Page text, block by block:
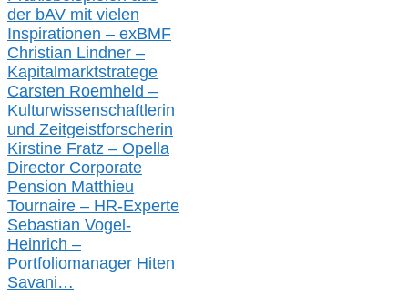
der bAV mit vielen
Inspirationen – exBMF
Christian Lindner –
Kapitalmarktstratege
Carsten Roemheld –
Kulturwissenschaftlerin
und Zeitgeistforscherin
Kirstine Fratz – Opella
Director Corporate
Pension Matthieu
Tournaire – HR-Experte
Sebastian Vogel-
Heinrich –
Portfoliomanager Hiten
Savani…